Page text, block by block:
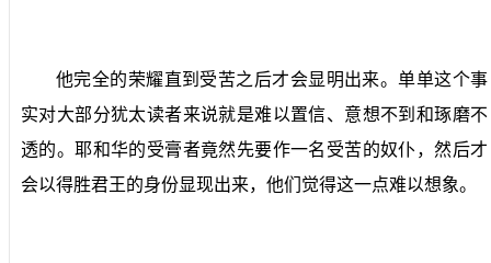
他完全的荣耀直到受苦之后才会显明出来。单单这个事
实对大部分犹太读者来说就是难以置信、意想不到和琢磨不
透的。耶和华的受膏者竟然先要作一名受苦的奴仆，然后才
会以得胜君王的身份显现出来，他们觉得这一点难以想象。